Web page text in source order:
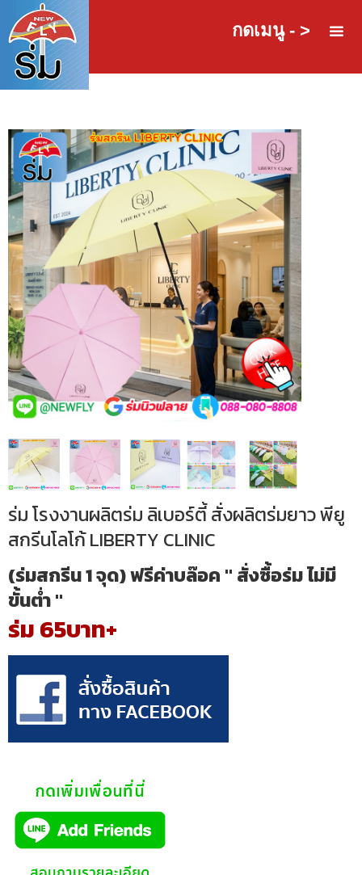
กดเมนู - >
ร่ม โรงงานผลิตร่ม ลิเบอร์ตี้ สั่งผลิตร่มยาว พียู
สกรีนโลโก้ LIBERTY CLINIC
(ร่มสกรีน 1 จุด) ฟรีค่าบล๊อค " สั่งซื้อร่ม ไม่มี
ขั้นต่ำ "
ร่ม 65บาท+